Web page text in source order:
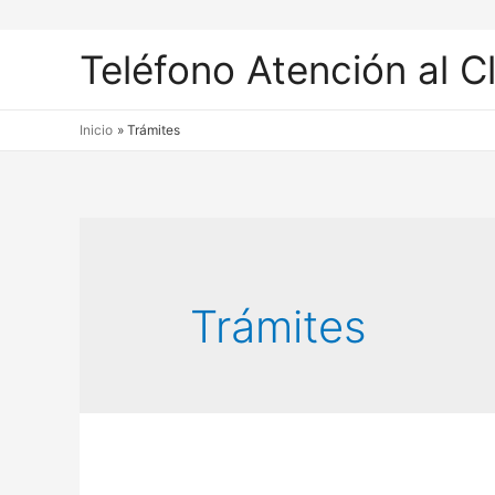
Teléfono Atención al
Inicio Trámites
Trámites